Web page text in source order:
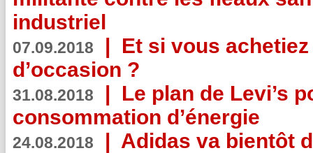
industriel
07.09.2018 | Et si vous
d’occasion ?
31.08.2018 | Le plan de Levi’s
consommation d’énergie
24.08.2018 | Adidas va bientôt